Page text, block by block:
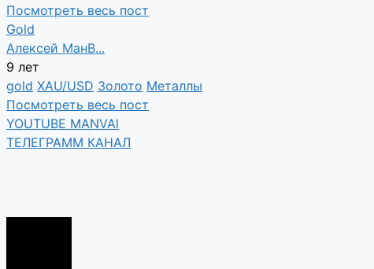
Посмотреть весь пост
Gold
Алексей МанВ...
9 лет
gold XAU/USD Золото Металлы
Посмотреть весь пост
YOUTUBE MANVAl
ТЕЛЕГРАММ КАНАЛ